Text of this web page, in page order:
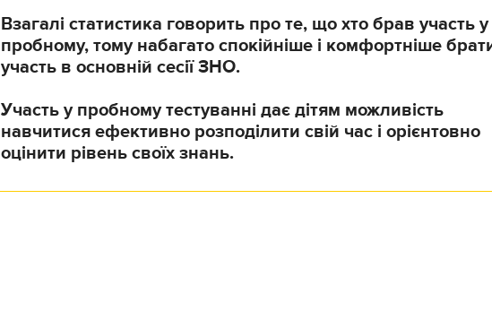
Взагалі статистика говорить про те, що хто брав участь у
пробному, тому набагато спокійніше і комфортніше
участь в основній сесії ЗНО.
Участь у пробному тестуванні дає дітям можливість
навчитися ефективно розподілити свій час і орієнтовно
оцінити рівень своїх знань.